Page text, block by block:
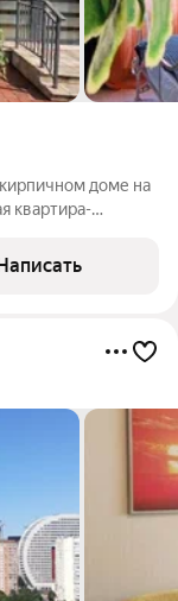
доме на
квартира-
Прямая